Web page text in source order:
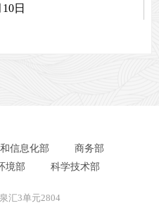
日
信息化部
商务部
境部 科学技术部
汇3单元2804